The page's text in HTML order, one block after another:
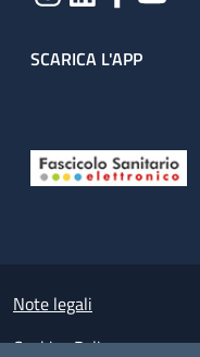
SCARICA L'APP
Small prints
Note legali
Cookies Policy